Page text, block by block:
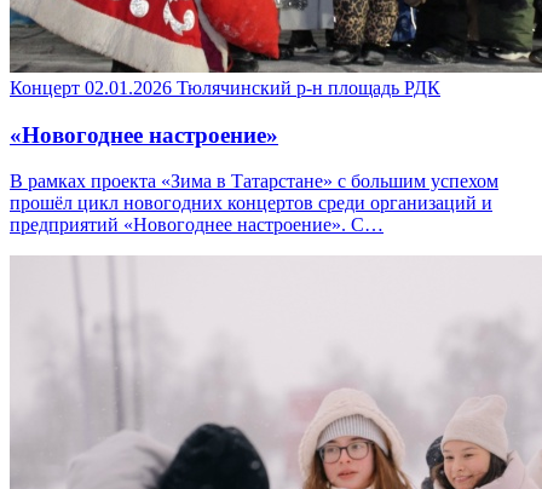
Концерт 02.01.2026 Тюлячинский р-н площадь РДК
«Новогоднее настроение»
В рамках проекта «Зима в Татарстане» с большим успехом
прошёл цикл новогодних концертов среди организаций и
предприятий «Новогоднее настроение». С…